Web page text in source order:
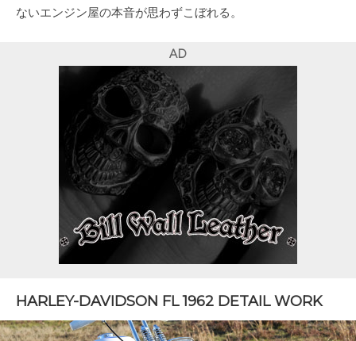
ないエンジン屋の本音が思わずこぼれる。
AD
HARLEY-DAVIDSON FL 1962 DETAIL WORK